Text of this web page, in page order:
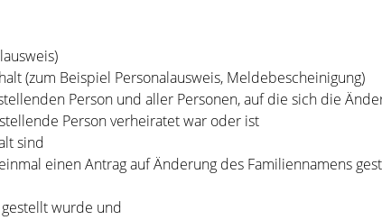
(zum Beispiel Personalausweis, Meldebescheinigung)
Person und aller Personen, auf die sich die
Person verheiratet war oder ist
sind
einen Antrag auf Änderung des Familiennamens
wurde und